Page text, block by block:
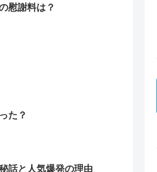
慰謝料は？
た？
話と人気爆発の理由